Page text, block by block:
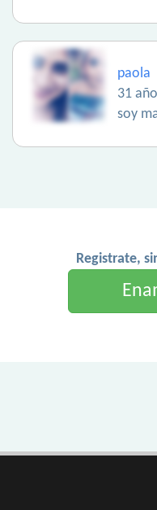
paola
31
soy
Registrate,